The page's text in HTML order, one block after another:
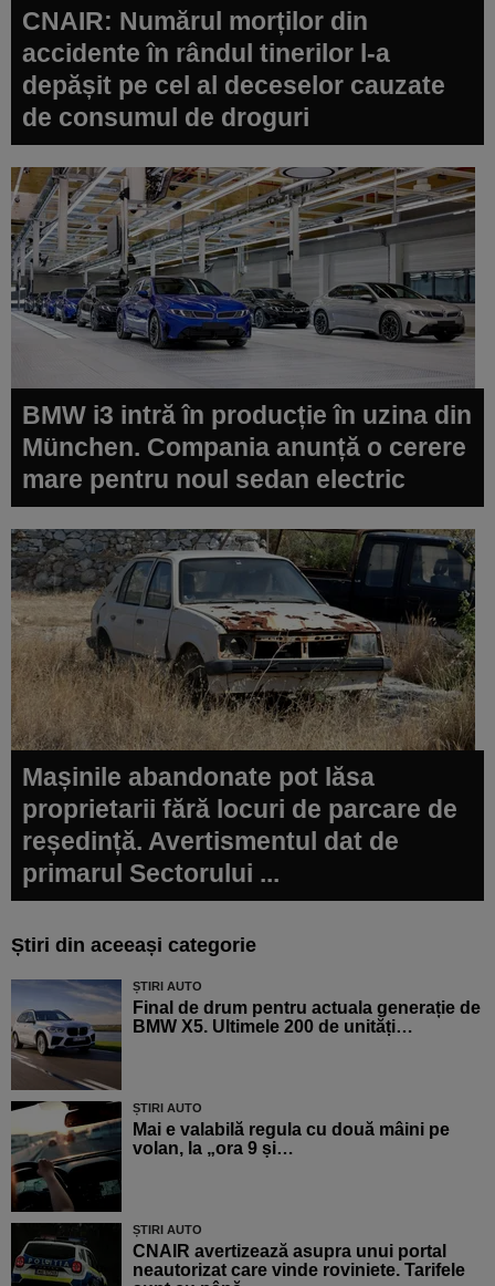
CNAIR: Numărul morților din
accidente în rândul tinerilor l-a
depășit pe cel al deceselor cauzate
de consumul de droguri
BMW i3 intră în producție în uzina din
München. Compania anunță o cerere
mare pentru noul sedan electric
Mașinile abandonate pot lăsa
proprietarii fără locuri de parcare de
reședință. Avertismentul dat de
primarul Sectorului ...
Știri din aceeași categorie
ȘTIRI AUTO
Final de drum pentru actuala generație de
BMW X5. Ultimele 200 de unități…
ȘTIRI AUTO
Mai e valabilă regula cu două mâini pe
volan, la „ora 9 și…
ȘTIRI AUTO
CNAIR avertizează asupra unui portal
neautorizat care vinde roviniete. Tarifele